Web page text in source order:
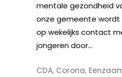
mentale gezondheid
onze gemeente wordt
op wekelijks contact
jongeren door...
CDA, Corona,